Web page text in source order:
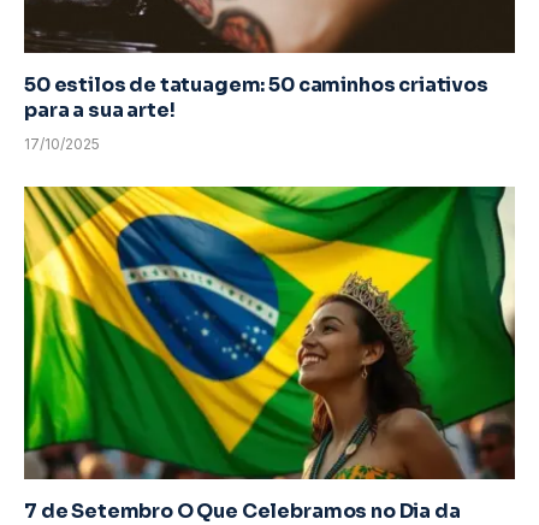
50 estilos de tatuagem: 50 caminhos criativos
para a sua arte!
17/10/2025
7 de Setembro O Que Celebramos no Dia da